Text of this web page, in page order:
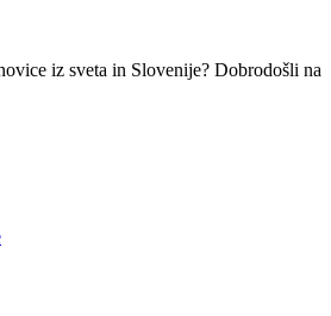
iz sveta in Slovenije? Dobrodošli na